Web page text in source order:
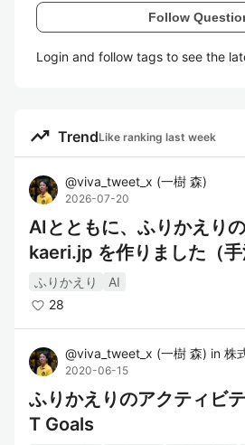
Follow
Login and follow tags to see the
trending_up TrendLike ranking last week
@viva_tweet_x (一樹 森)
2026-07-20
AIとともに、ふりかえり
kaeri.jp を作りました（
種・全無料）
ふりかえり
AI
28
@viva_tweet_x (一樹 森) in 株
2020-06-15
ふりかえりのアクティビ
T Goals